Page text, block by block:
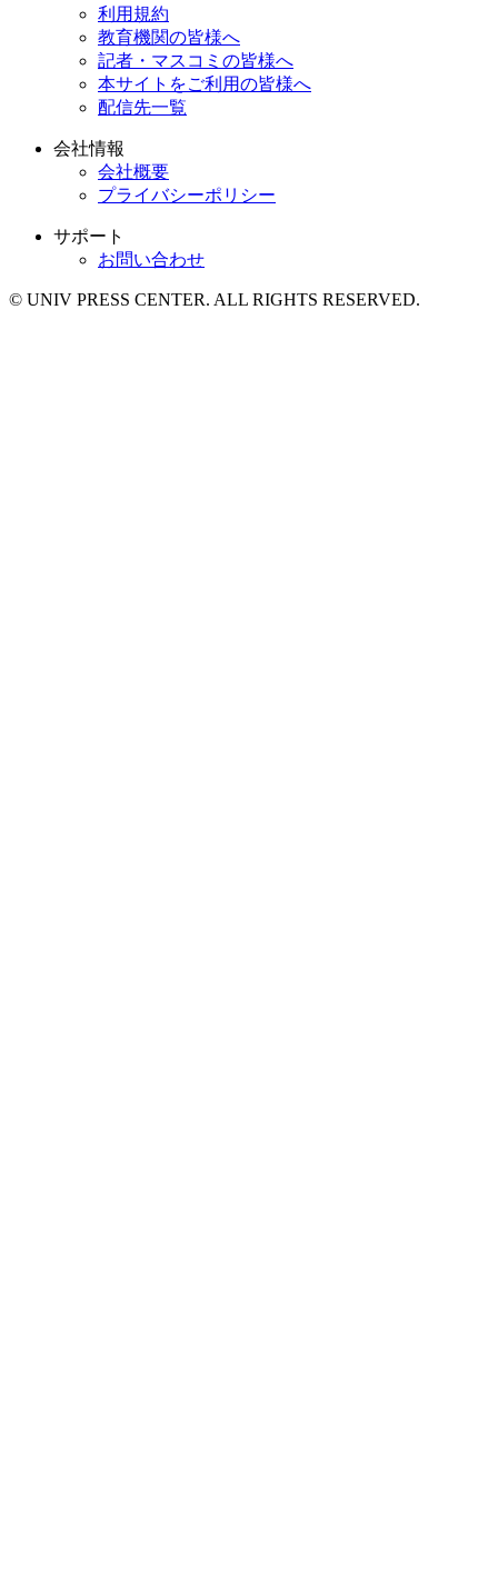
利用規約
教育機関の皆様へ
記者・マスコミの皆様へ
本サイトをご利用の皆様へ
配信先一覧
会社情報
会社概要
プライバシーポリシー
サポート
お問い合わせ
© UNIV PRESS CENTER. ALL RIGHTS RESERVED.